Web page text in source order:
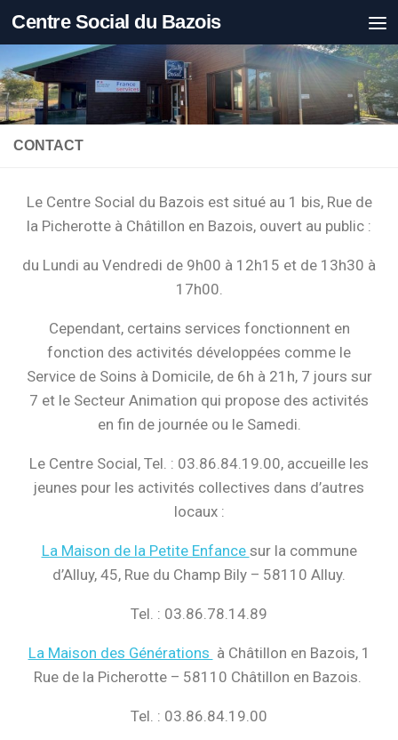
Skip to content
Centre Social du Bazois
CONTACT
Le Centre Social du Bazois est situé au 1 bis, Rue de
la Picherotte à Châtillon en Bazois, ouvert au public :
du Lundi au Vendredi de 9h00 à 12h15 et de 13h30 à
17h00.
Cependant, certains services fonctionnent en
fonction des activités développées comme le
Service de Soins à Domicile, de 6h à 21h, 7 jours sur
7 et le Secteur Animation qui propose des activités
en fin de journée ou le Samedi.
Le Centre Social, Tel. : 03.86.84.19.00, accueille les
jeunes pour les activités collectives dans d’autres
locaux :
La Maison de la Petite Enfance sur la commune
d’Alluy, 45, Rue du Champ Bily – 58110 Alluy.
Tel. : 03.86.78.14.89
La Maison des Générations à Châtillon en Bazois, 1
Rue de la Picherotte – 58110 Châtillon en Bazois.
Tel. : 03.86.84.19.00